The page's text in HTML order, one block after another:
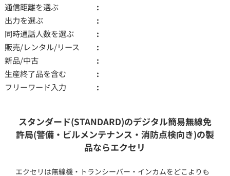
通信距離を選ぶ
出力を選ぶ
同時通話人数を選ぶ
販売/レンタル/リース
新品/中古
生産終了品を含む
フリーワード入力
スタンダード(STANDARD)のデジタル簡易無線免
許局(警備・ビルメンテナンス・消防点検向き)の製
品ならエクセリ
エクセリは無線機・トランシーバー・インカムをどこよりも